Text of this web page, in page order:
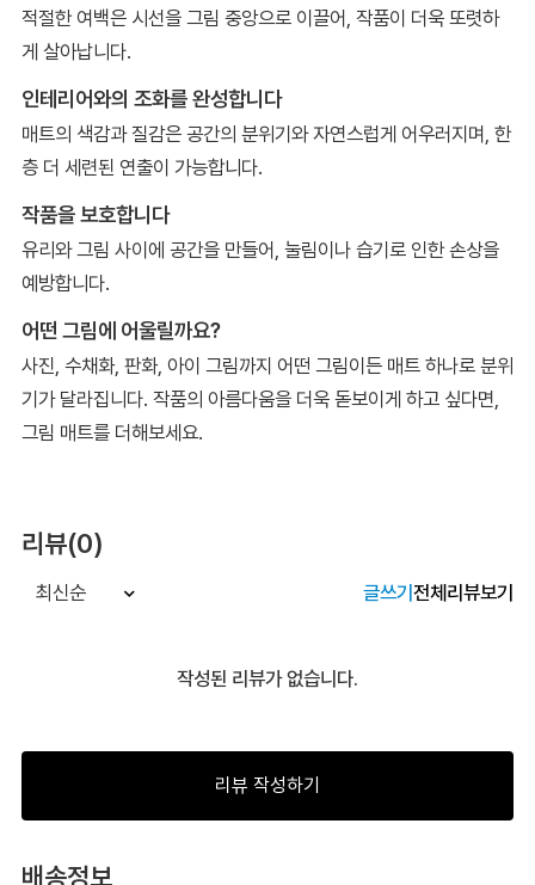
적절한 여백은 시선을 그림 중앙으로 이끌어, 작품이 더욱 또렷하
게 살아납니다.
인테리어와의 조화를 완성합니다
매트의 색감과 질감은 공간의 분위기와 자연스럽게 어우러지며, 한
층 더 세련된 연출이 가능합니다.
작품을 보호합니다
유리와 그림 사이에 공간을 만들어, 눌림이나 습기로 인한 손상을
예방합니다.
어떤 그림에 어울릴까요?
사진, 수채화, 판화, 아이 그림까지 어떤 그림이든 매트 하나로 분위
기가 달라집니다. 작품의 아름다움을 더욱 돋보이게 하고 싶다면,
그림 매트를 더해보세요.
리뷰(0)
최신순 글쓰기전체리뷰보기
작성된 리뷰가 없습니다.
리뷰 작성하기
배송정보